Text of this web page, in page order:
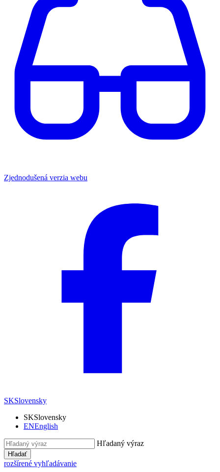
Zjednodušená verzia webu
SKSlovensky
SKSlovensky
ENEnglish
Hľadaný výraz
Hľadať
rozšírené vyhľadávanie